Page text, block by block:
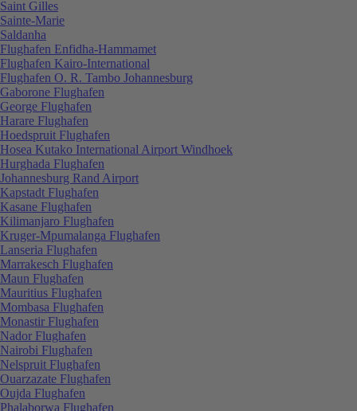
Saint Gilles
Sainte-Marie
Saldanha
Flughafen Enfidha-Hammamet
Flughafen Kairo-International
Flughafen O. R. Tambo Johannesburg
Gaborone Flughafen
George Flughafen
Harare Flughafen
Hoedspruit Flughafen
Hosea Kutako International Airport Windhoek
Hurghada Flughafen
Johannesburg Rand Airport
Kapstadt Flughafen
Kasane Flughafen
Kilimanjaro Flughafen
Kruger-Mpumalanga Flughafen
Lanseria Flughafen
Marrakesch Flughafen
Maun Flughafen
Mauritius Flughafen
Mombasa Flughafen
Monastir Flughafen
Nador Flughafen
Nairobi Flughafen
Nelspruit Flughafen
Ouarzazate Flughafen
Oujda Flughafen
Phalaborwa Flughafen